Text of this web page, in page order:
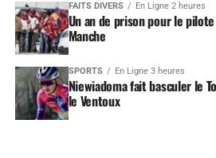
FAITS DIVERS En Ligne 2 heures
Un an de prison pour le
Manche
SPORTS En Ligne 3 heures
Niewiadoma fait basculer le
le Ventoux